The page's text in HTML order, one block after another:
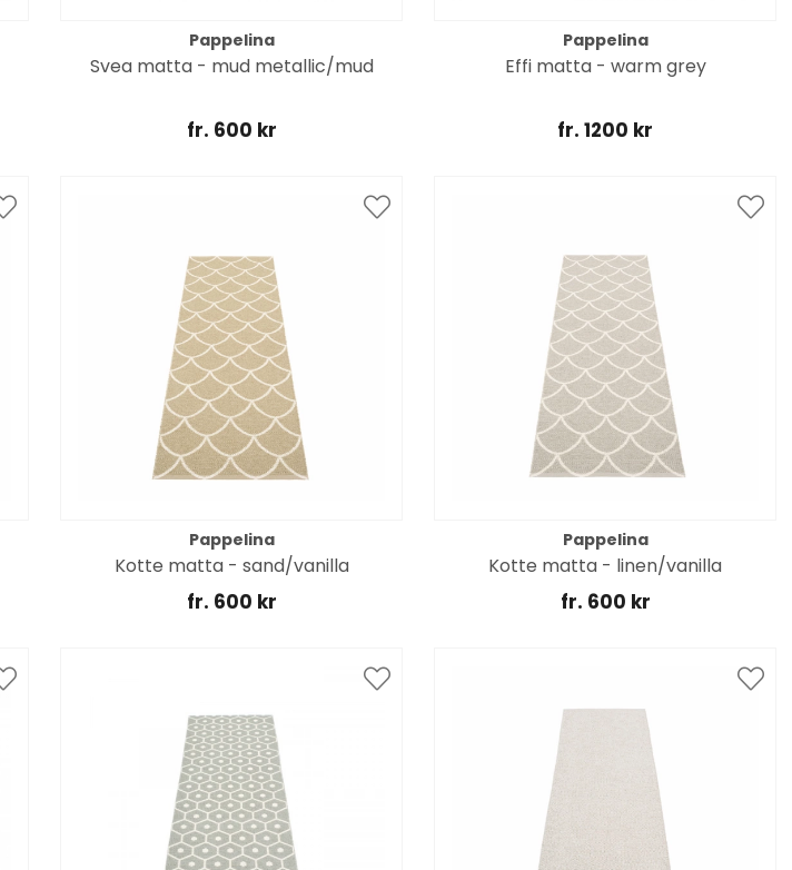
Pappelina
Svea matta - mud metallic/mud
fr. 600 kr
Pappelina
Effi matta - warm grey
fr. 1200 kr
Pappelina
Kotte matta - sand/vanilla
fr. 600 kr
Pappelina
Kotte matta - linen/vanilla
fr. 600 kr